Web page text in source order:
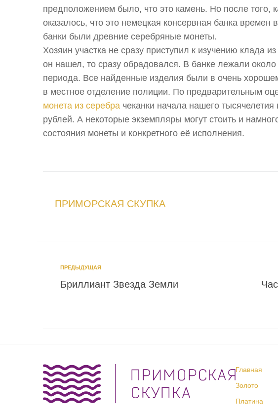
предположением было, что это камень. Но после того,
оказалось, что это немецкая консервная банка
банки были древние серебряные монеты.
Хозяин участка не сразу приступил к изучению клада
он нашел, то сразу обрадовался. В банке лежали
периода. Все найденные изделия были в очень
в местное отделение полиции. По предварительным
монета из серебра чеканки начала нашего
рублей. А некоторые экземпляры могут стоить и
состояния монеты и конкретного её исполнения.
ПРИМОРСКАЯ СКУПКА
ПРЕДЫДУЩАЯ
Бриллиант Звезда Земли
Главная
Золото
Платина